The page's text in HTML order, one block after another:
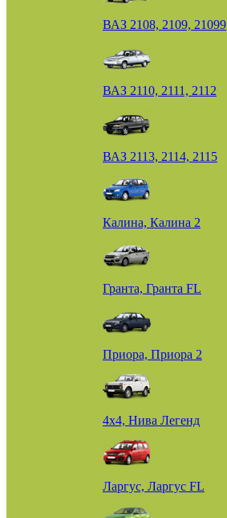
ВАЗ 2108, 2109, 21099
ВАЗ 2110, 2111, 2112
ВАЗ 2113, 2114, 2115
Калина, Калина 2
Гранта, Гранта FL
Приора, Приора 2
4х4, Нива Легенд
Ларгус, Ларгус FL